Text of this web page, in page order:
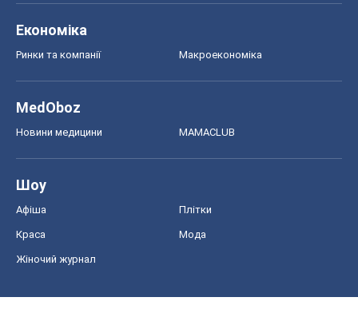
Економіка
Ринки та компанії Макроекономіка
MedOboz
Новини медицини MAMACLUB
Шоу
Афіша Плітки
Краса Мода
Жіночий журнал